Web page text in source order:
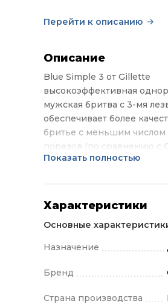
Перейти к описанию
Описание
Blue Simple 3 от Gillette
высокоэффективная
мужская бритва с 3-мя
обеспечивает более
бритье с меньшим
порезов (по сравнению с
Бритва Blue Simple 3 от
комфортное бритье.
промывать. Смазывающая
обеспечивает гладкое
натянуть кожу и
Gillette обеспечит вам
Показать полностью
Характеристики
Основные
Назначение
Бренд
Страна производства